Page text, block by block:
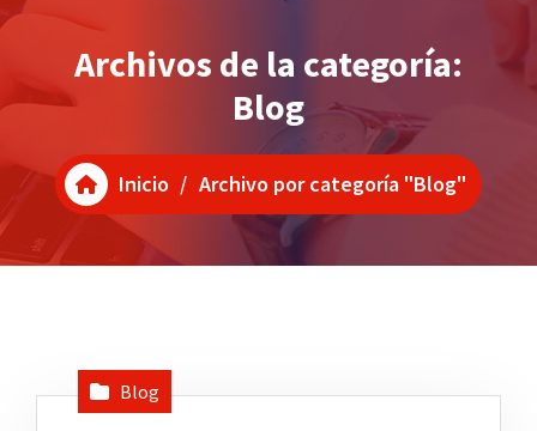
Archivos de la categoría:
Blog
Inicio / Archivo por categoría "Blog"
Blog